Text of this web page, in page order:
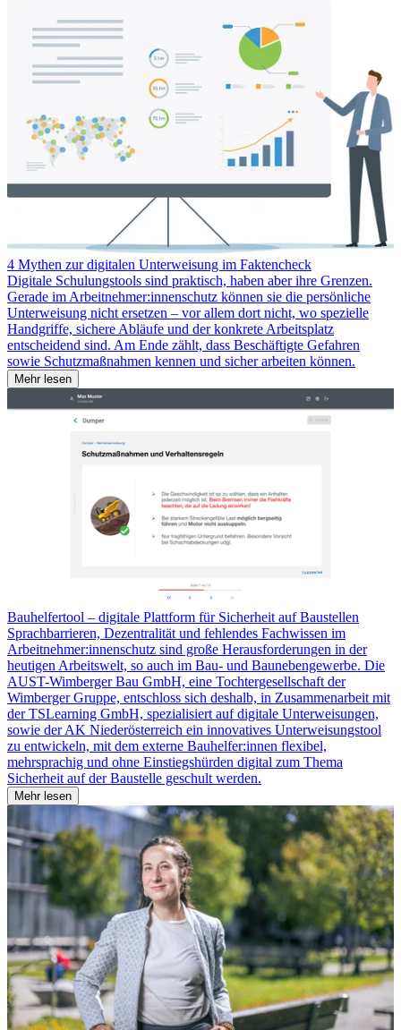
4 Mythen zur digitalen Unterweisung im Faktencheck
Digitale Schulungstools sind praktisch, haben aber ihre Grenzen.
Gerade im Arbeitnehmer:innenschutz können sie die persönliche
Unterweisung nicht ersetzen – vor allem dort nicht, wo spezielle
Handgriffe, sichere Abläufe und der konkrete Arbeitsplatz
entscheidend sind. Am Ende zählt, dass Beschäftigte Gefahren
sowie Schutzmaßnahmen kennen und sicher arbeiten können.
Mehr lesen
Bauhelfertool – digitale Plattform für Sicherheit auf Baustellen
Sprachbarrieren, Dezentralität und fehlendes Fachwissen im
Arbeitnehmer:innenschutz sind große Herausforderungen in der
heutigen Arbeitswelt, so auch im Bau- und Baunebengewerbe. Die
AUST-Wimberger Bau GmbH, eine Tochtergesellschaft der
Wimberger Gruppe, entschloss sich deshalb, in Zusammenarbeit mit
der TSLearning GmbH, spezialisiert auf digitale Unterweisungen,
sowie der AK Niederösterreich ein innovatives Unterweisungstool
zu entwickeln, mit dem externe Bauhelfer:innen flexibel,
mehrsprachig und ohne Einstiegshürden digital zum Thema
Sicherheit auf der Baustelle geschult werden.
Mehr lesen